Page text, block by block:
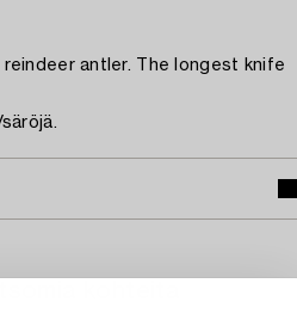
antler. The longest knife